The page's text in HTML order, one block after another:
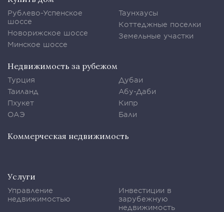
Рублево-Успенское
шоссе
Новорижское шоссе
Минское шоссе
Таунхаусы
Коттеджные поселки
Земельные участки
Недвижимость за рубежом
Турция
Таиланд
Пхукет
ОАЭ
Дубаи
Абу-Даби
Кипр
Бали
Коммерческая недвижимость
Услуги
Управление
недвижимостью
Инвестиции в
зарубежную
недвижимость